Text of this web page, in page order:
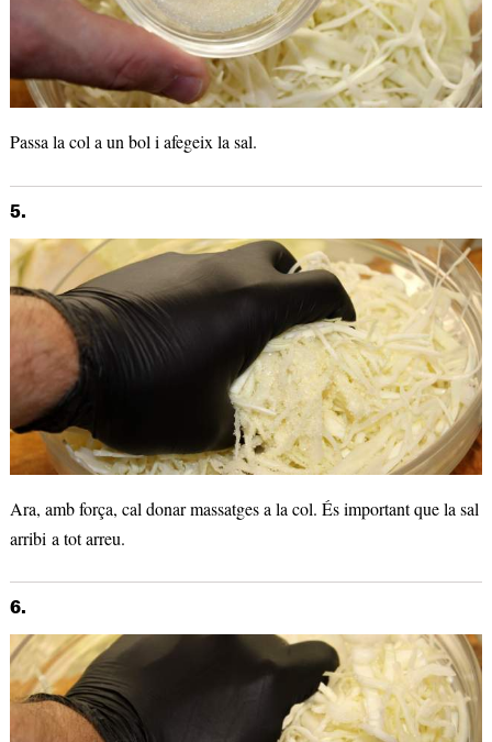
Passa la col a un bol i afegeix la sal.
5.
Ara, amb força, cal donar massatges a la col. És important que la sal
arribi a tot arreu.
6.